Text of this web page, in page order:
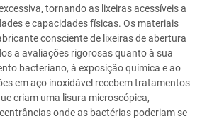
tornando as lixeiras acessíveis a
e capacidades físicas. Os materiais
consciente de lixeiras de abertura
a avaliações rigorosas quanto à sua
bacteriano, à exposição química e ao
em aço inoxidável recebem tratamentos
criam uma lisura microscópica,
onde as bactérias poderiam se